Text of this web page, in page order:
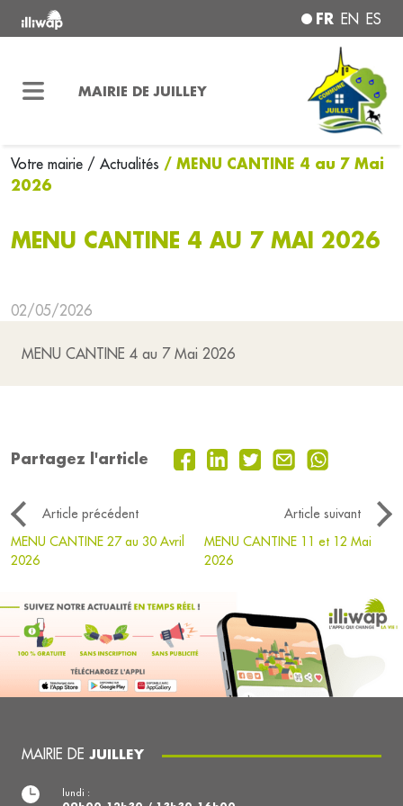
FR EN ES
MAIRIE DE JUILLEY
Votre mairie / Actualités / MENU CANTINE 4 au 7 Mai
2026
MENU CANTINE 4 AU 7 MAI 2026
02/05/2026
MENU CANTINE 4 au 7 Mai 2026
Partagez l'article
Article précédent
Article suivant
MENU CANTINE 27 au 30 Avril
2026
MENU CANTINE 11 et 12 Mai
2026
MAIRIE DE JUILLEY
lundi :